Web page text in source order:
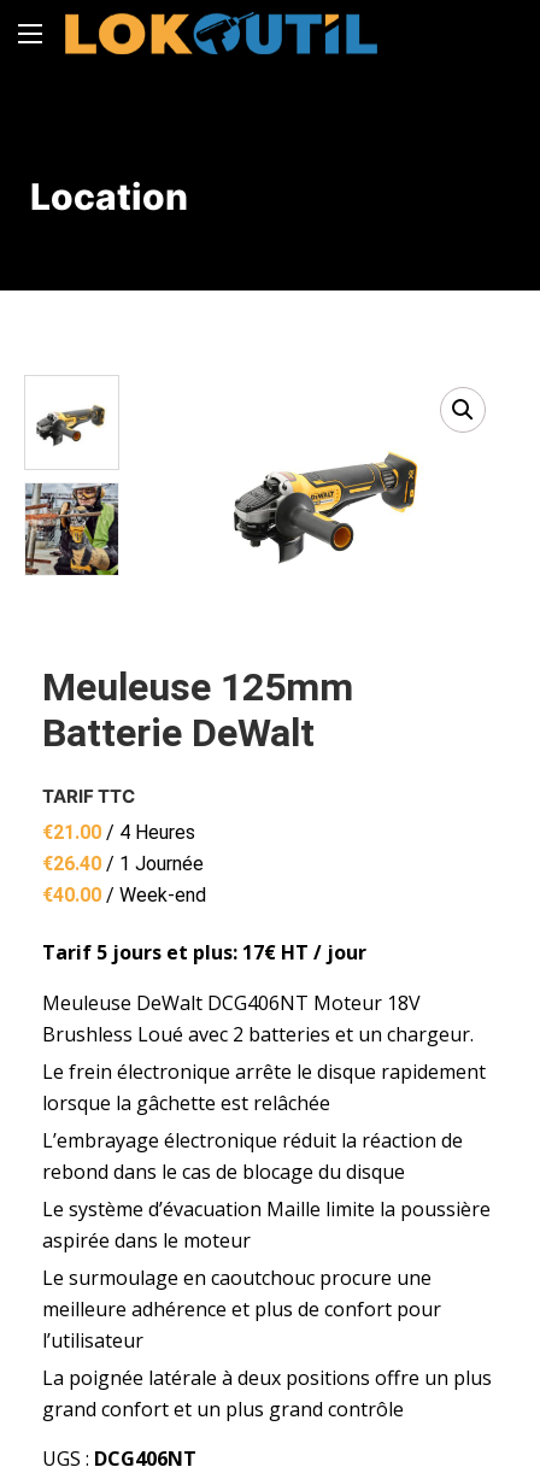
Location
Meuleuse 125mm
Batterie DeWalt
TARIF TTC
€21.00 / 4 Heures
€26.40 / 1 Journée
€40.00 / Week-end
Tarif 5 jours et plus: 17€ HT / jour
Meuleuse DeWalt DCG406NT Moteur 18V
Brushless Loué avec 2 batteries et un chargeur.
Le frein électronique arrête le disque rapidement
lorsque la gâchette est relâchée
L’embrayage électronique réduit la réaction de
rebond dans le cas de blocage du disque
Le système d’évacuation Maille limite la poussière
aspirée dans le moteur
Le surmoulage en caoutchouc procure une
meilleure adhérence et plus de confort pour
l’utilisateur
La poignée latérale à deux positions offre un plus
grand confort et un plus grand contrôle
UGS : DCG406NT